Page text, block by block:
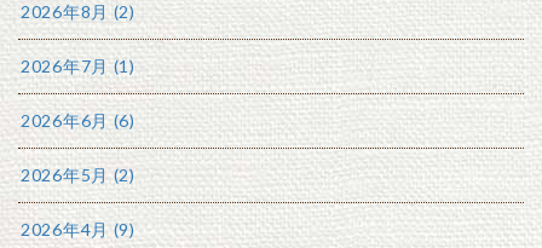
2026年8月 (2)
2026年7月 (1)
2026年6月 (6)
2026年5月 (2)
2026年4月 (9)